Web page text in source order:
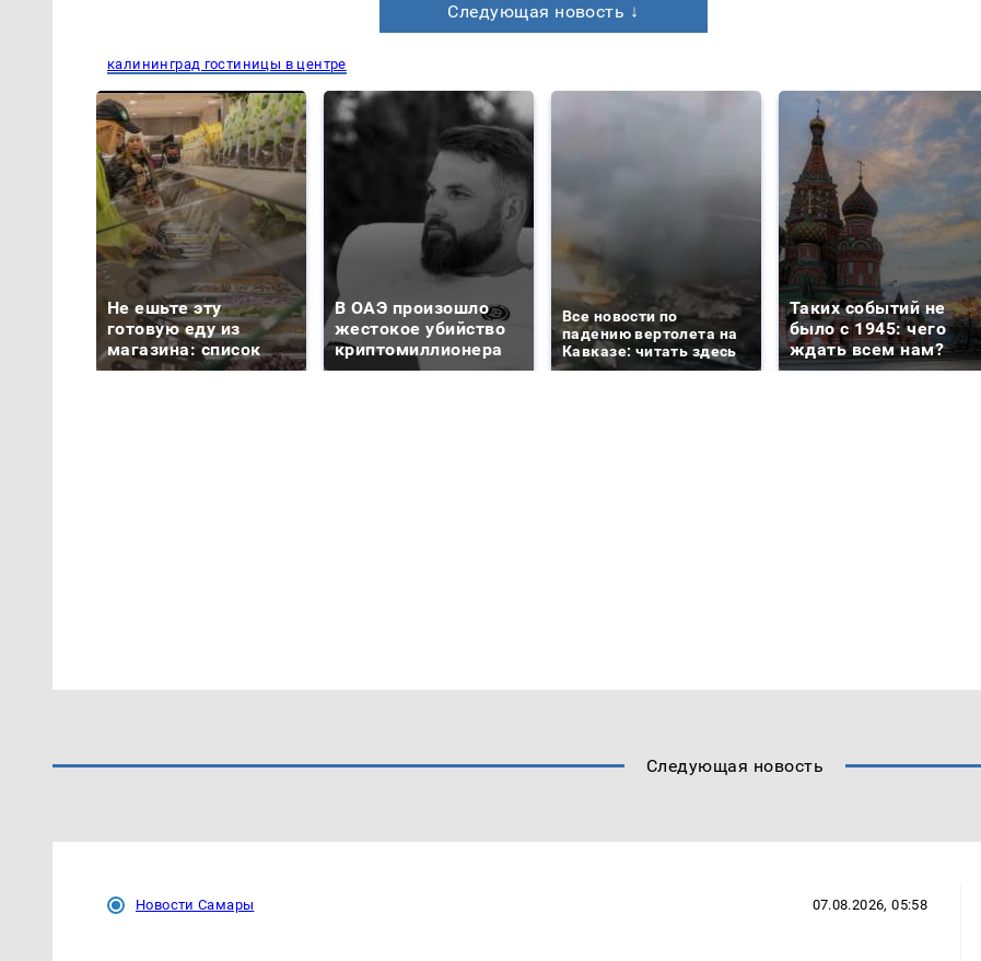
Следующая новость ↓
калининград гостиницы в центре
Не ешьте эту
готовую еду из
магазина: список
В ОАЭ произошло
жестокое убийство
криптомиллионера
Все новости по
падению вертолета на
Кавказе: читать здесь
Таких событий не
было с 1945: чего
ждать всем нам?
Следующая новость
Новости Самары 07.08.2026, 05:58